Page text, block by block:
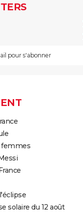
femmes
solaire du 12 août